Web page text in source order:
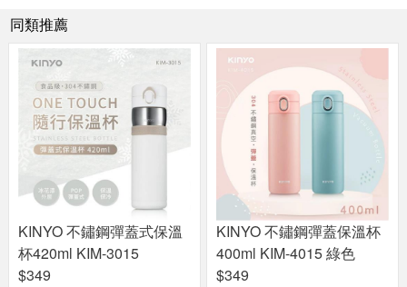
同類推薦
KINYO 不鏽鋼彈蓋式保溫
杯420ml KIM-3015
$349
KINYO 不鏽鋼彈蓋保溫杯
400ml KIM-4015 綠色
$349